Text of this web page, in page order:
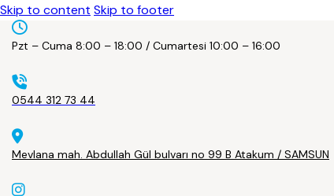
Skip to content Skip to footer
Pzt – Cuma 8:00 – 18:00 / Cumartesi 10:00 – 16:00
0544 312 73 44
Mevlana mah. Abdullah Gül bulvarı no 99 B Atakum / SAMSUN